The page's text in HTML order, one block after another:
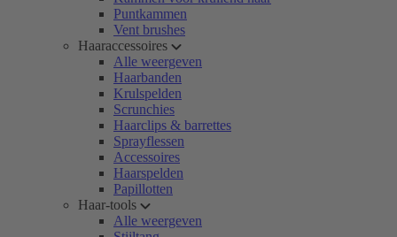
Puntkammen
Vent brushes
Haaraccessoires
Alle weergeven
Haarbanden
Krulspelden
Scrunchies
Haarclips & barrettes
Sprayflessen
Accessoires
Haarspelden
Papillotten
Haar-tools
Alle weergeven